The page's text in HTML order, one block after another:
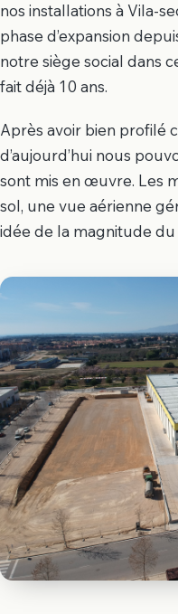
nos installations à Vila-
phase d’expansion
notre siège social dans
fait déjà 10 ans.
Après avoir bien profilé
d’aujourd’hui nous
sont mis en œuvre. Les
sol, une vue aérienne
idée de la magnitude du